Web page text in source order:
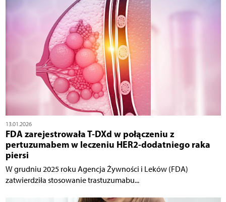
13.01.2026
FDA zarejestrowała T-DXd w połączeniu z
pertuzumabem w leczeniu HER2-dodatniego raka
piersi
W grudniu 2025 roku Agencja Żywności i Leków (FDA)
zatwierdziła stosowanie trastuzumabu...